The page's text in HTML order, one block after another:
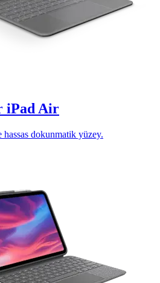
iPad Air
hassas dokunmatik yüzey.